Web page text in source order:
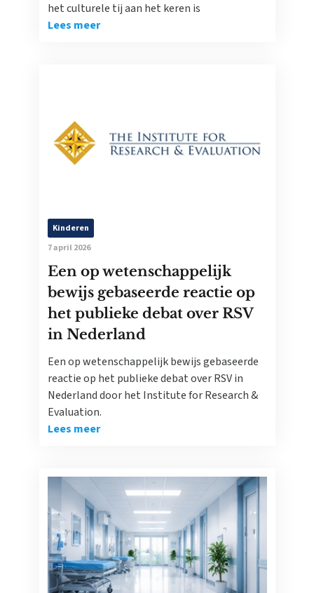
het culturele tij aan het keren is
Lees meer
Kinderen
7 april 2026
Een op wetenschappelijk
bewijs gebaseerde reactie op
het publieke debat over RSV
in Nederland
Een op wetenschappelijk bewijs gebaseerde
reactie op het publieke debat over RSV in
Nederland door het Institute for Research &
Evaluation.
Lees meer